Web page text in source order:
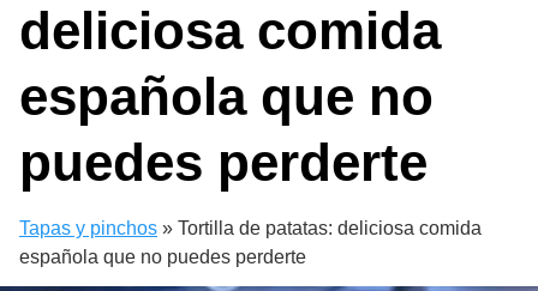
deliciosa comida
española que no
puedes perderte
Tapas y pinchos » Tortilla de patatas: deliciosa comida
española que no puedes perderte